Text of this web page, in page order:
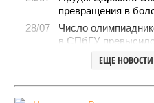
превращения в
28/07
Число
в СПбГУ
бюджетных мест
Рейды против
неформалов
ЕЩЕ НОВОСТИ